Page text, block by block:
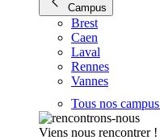
Campus
Brest
Caen
Laval
Rennes
Vannes
Tous nos campus
Viens nous rencontrer !